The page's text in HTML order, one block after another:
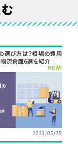
選び方は？相場の費用
流倉庫6選を紹介
NEW!
2023/05/25